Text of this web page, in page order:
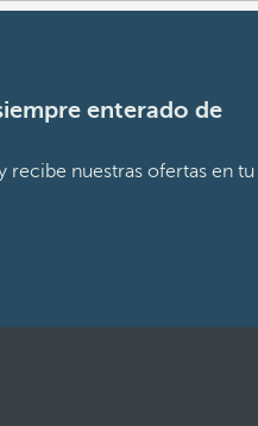
enterado de
recibe nuestras ofertas en tu